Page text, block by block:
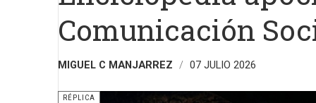
Comunicación
MIGUEL C MANJARREZ 07 JULIO 2026
RÉPLICA